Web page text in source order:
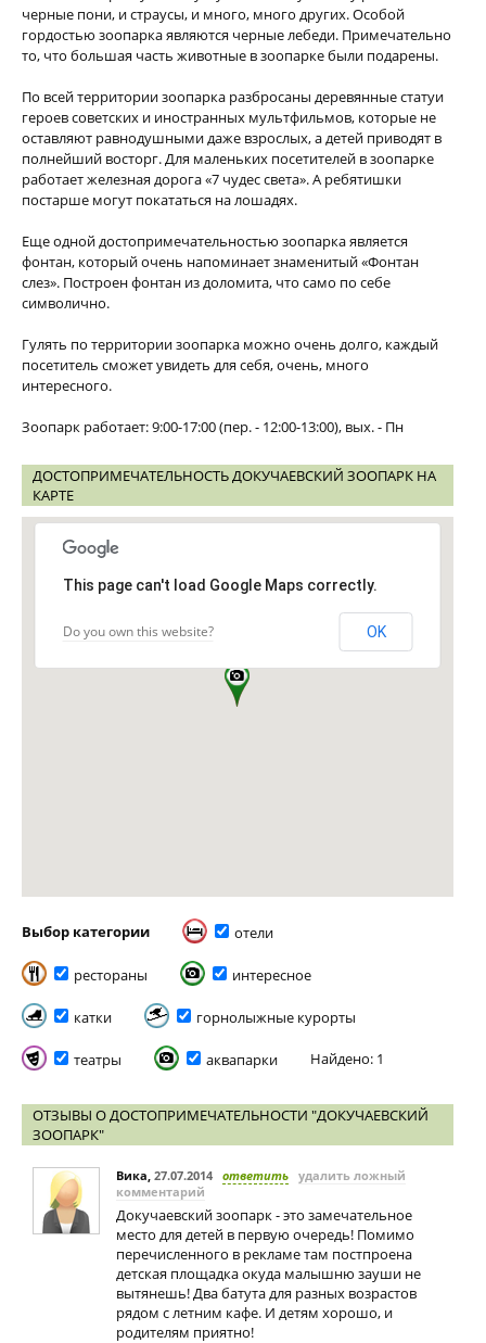
черные пони, и страусы, и много, много других. Особой
гордостью зоопарка являются черные лебеди. Примечательно
то, что большая часть животные в зоопарке были подарены.
По всей территории зоопарка разбросаны деревянные статуи
героев советских и иностранных мультфильмов, которые не
оставляют равнодушными даже взрослых, а детей приводят в
полнейший восторг. Для маленьких посетителей в зоопарке
работает железная дорога «7 чудес света». А ребятишки
постарше могут покататься на лошадях.
Еще одной достопримечательностью зоопарка является
фонтан, который очень напоминает знаменитый «Фонтан
слез». Построен фонтан из доломита, что само по себе
символично.
Гулять по территории зоопарка можно очень долго, каждый
посетитель сможет увидеть для себя, очень, много
интересного.
Зоопарк работает: 9:00-17:00 (пер. - 12:00-13:00), вых. - Пн
ДОСТОПРИМЕЧАТЕЛЬНОСТЬ ДОКУЧАЕВСКИЙ ЗООПАРК НА
КАРТЕ
This page can't load Google Maps correctly.
Do you own this website? OK
Выбор категории отели
рестораны интересное
катки горнолыжные курорты
театры аквапарки Найдено: 1
ОТЗЫВЫ О ДОСТОПРИМЕЧАТЕЛЬНОСТИ "ДОКУЧАЕВСКИЙ
ЗООПАРК"
Вика, 27.07.2014 ответить удалить ложный
комментарий
Докучаевский зоопарк - это замечательное
место для детей в первую очередь! Помимо
перечисленного в рекламе там постпроена
детская площадка окуда малышню зауши не
вытянешь! Два батута для разных возрастов
рядом с летним кафе. И детям хорошо, и
родителям приятно!